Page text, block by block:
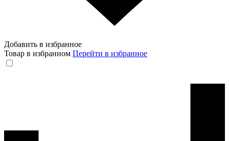
Добавить в избранное
Товар в избранном Перейти в избранное